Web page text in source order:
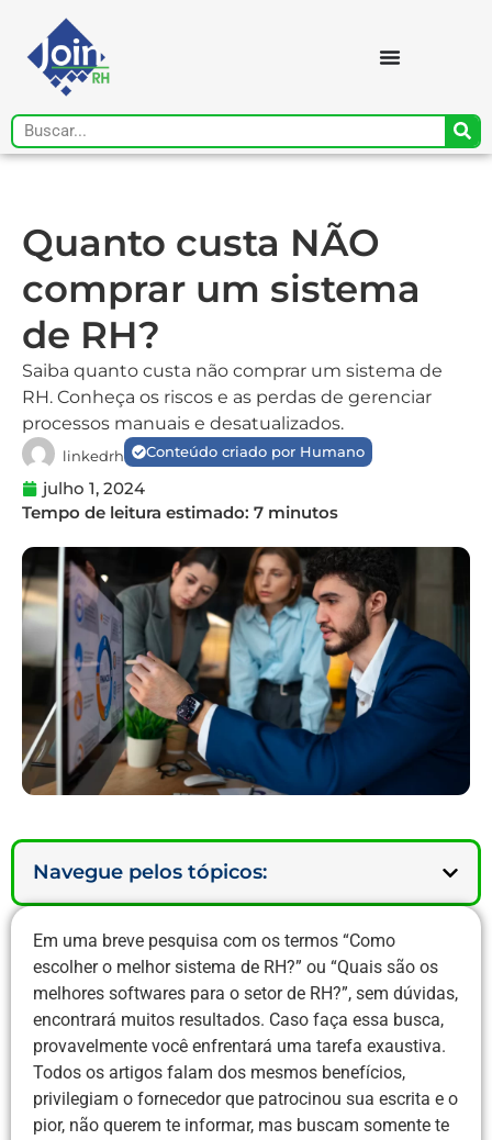
Quanto custa NÃO
comprar um sistema
de RH?
Saiba quanto custa não comprar um sistema de
RH. Conheça os riscos e as perdas de gerenciar
processos manuais e desatualizados.
linkedrh Conteúdo criado por Humano
julho 1, 2024
Navegue pelos tópicos:
Em uma breve pesquisa com os termos “Como
escolher o melhor sistema de RH?” ou “Quais são os
melhores softwares para o setor de RH?”, sem dúvidas,
encontrará muitos resultados. Caso faça essa busca,
provavelmente você enfrentará uma tarefa exaustiva.
Todos os artigos falam dos mesmos benefícios,
privilegiam o fornecedor que patrocinou sua escrita e o
pior, não querem te informar, mas buscam somente te